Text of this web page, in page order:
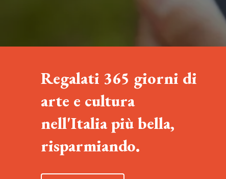
Regalati 365 giorni di
arte e cultura
nell'Italia più bella,
risparmiando.